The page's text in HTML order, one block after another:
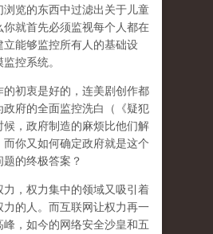
浏览的东西中过滤出关于儿童
你就首先必须监视每个人都在
立能够监控所有人的基础设
控系统。
的初衷是好的，连美剧创作都
政府的全面监控洗白（《疑犯
候，政府制造的麻烦比他们解
而你又如何确定政府就是这个
的终极答案？
，权力集中的领域又吸引着
力的人。而互联网让权力再一
， 如今的网络安全沙皇和五